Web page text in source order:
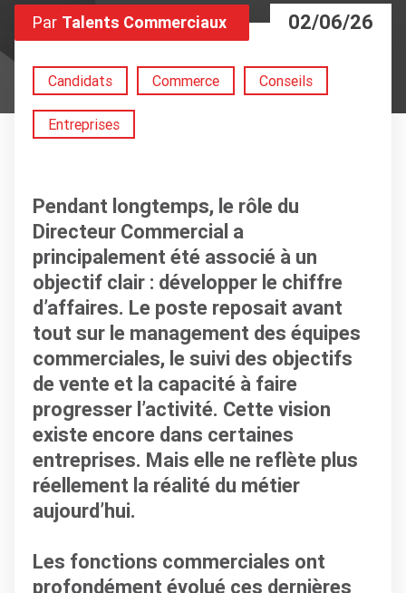
02/06/26
Par Talents Commerciaux
Candidats Commerce Conseils
Entreprises
Pendant longtemps, le rôle du
Directeur Commercial a
principalement été associé à un
objectif clair : développer le chiffre
d’affaires. Le poste reposait avant
tout sur le management des équipes
commerciales, le suivi des objectifs
de vente et la capacité à faire
progresser l’activité. Cette vision
existe encore dans certaines
entreprises. Mais elle ne reflète plus
réellement la réalité du métier
aujourd’hui.
Les fonctions commerciales ont
profondément évolué ces dernières